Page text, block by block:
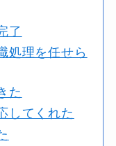
了
処理を任せら
た
してくれた